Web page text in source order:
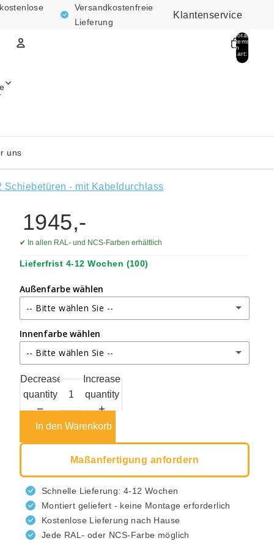
Versandkostenfreie
Lieferung
Klantenservice
Total
items
in
cart:
0
uns
- mit Kabeldurchlass
1945,-
✔ In allen RAL- und NCS-Farben erhältlich
Lieferfrist 4-12 Wochen (100)
Außenfarbe wählen
-- Bitte wählen Sie --
RAL 9010 – Reinweiß
RAL 9001 – Cremeweiß
RAL 9005 – Tiefschwarz
RAL 7005 – Mausgrau
RAL 7021 – Schwarzgrau
RAL 7037 – Staubgrau
RAL 7036 – Platingrau
Innenfarbe wählen
-- Bitte wählen Sie --
RAL 9010 – Reinweiß
RAL 9001 – Cremeweiß
RAL 7005 – Mausgrau
RAL 9002 – Grauweiß
RAL 7021 – Schwarzgrau
Decrease
quantity
Increase
quantity
In den Warenkorb
Maßanfertigung anfordern
Schnelle Lieferung: 4-12 Wochen
Montiert geliefert - keine Montage erforderlich
Kostenlose Lieferung nach Hause
Jede RAL- oder NCS-Farbe möglich